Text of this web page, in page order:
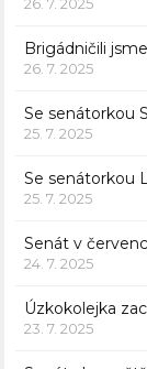
Brigádničili
26. 7. 2025
Se senátorkou
25. 7. 2025
Se senátorkou
25. 7. 2025
Senát v
24. 7. 2025
Úzkokolejka
23. 7. 2025